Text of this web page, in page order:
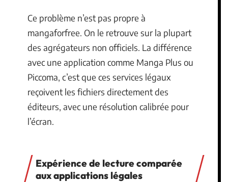
Ce problème n’est pas propre à
mangaforfree. On le retrouve sur la plupart
des agrégateurs non officiels. La différence
avec une application comme Manga Plus ou
Piccoma, c’est que ces services légaux
reçoivent les fichiers directement des
éditeurs, avec une résolution calibrée pour
l’écran.
Expérience de lecture comparée
aux applications légales